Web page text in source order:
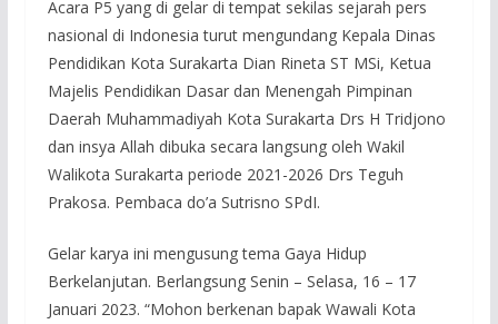
Acara P5 yang di gelar di tempat sekilas sejarah pers
nasional di Indonesia turut mengundang Kepala Dinas
Pendidikan Kota Surakarta Dian Rineta ST MSi, Ketua
Majelis Pendidikan Dasar dan Menengah Pimpinan
Daerah Muhammadiyah Kota Surakarta Drs H Tridjono
dan insya Allah dibuka secara langsung oleh Wakil
Walikota Surakarta periode 2021-2026 Drs Teguh
Prakosa. Pembaca do’a Sutrisno SPdI.
Gelar karya ini mengusung tema Gaya Hidup
Berkelanjutan. Berlangsung Senin – Selasa, 16 – 17
Januari 2023. “Mohon berkenan bapak Wawali Kota